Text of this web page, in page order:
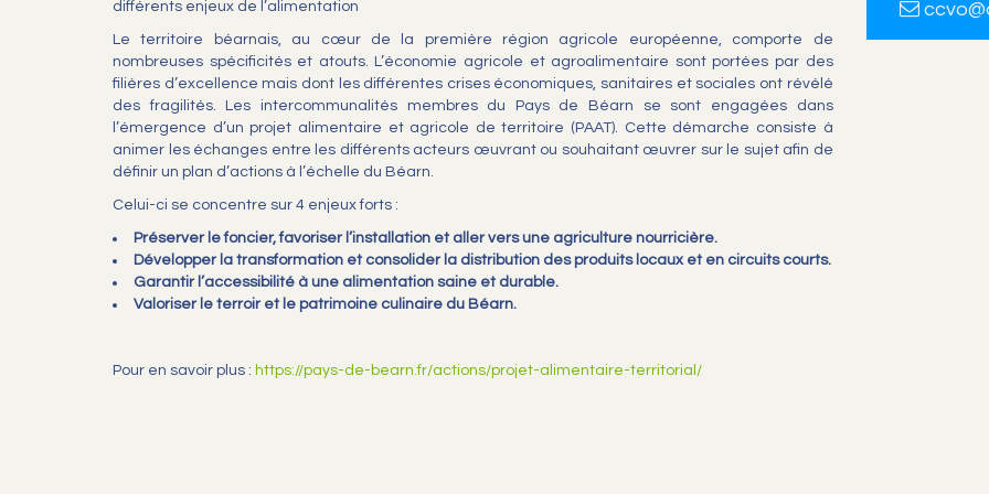
différents enjeux de l’alimentation
Le territoire béarnais, au cœur de la première région agricole européenne, comporte de
nombreuses spécificités et atouts. L’économie agricole et agroalimentaire sont portées par des
filières d’excellence mais dont les différentes crises économiques, sanitaires et sociales ont révélé
des fragilités. Les intercommunalités membres du Pays de Béarn se sont engagées dans
l’émergence d’un projet alimentaire et agricole de territoire (PAAT). Cette démarche consiste à
animer les échanges entre les différents acteurs œuvrant ou souhaitant œuvrer sur le sujet afin de
définir un plan d’actions à l’échelle du Béarn.
Celui-ci se concentre sur 4 enjeux forts :
Préserver le foncier, favoriser l’installation et aller vers une agriculture nourricière.
Développer la transformation et consolider la distribution des produits locaux et en circuits courts.
Garantir l’accessibilité à une alimentation saine et durable.
Valoriser le terroir et le patrimoine culinaire du Béarn.
Pour en savoir plus : https://pays-de-bearn.fr/actions/projet-alimentaire-territorial/